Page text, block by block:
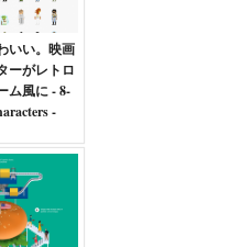
いい。映画
ーがレトロ
ム風に - 8-
-